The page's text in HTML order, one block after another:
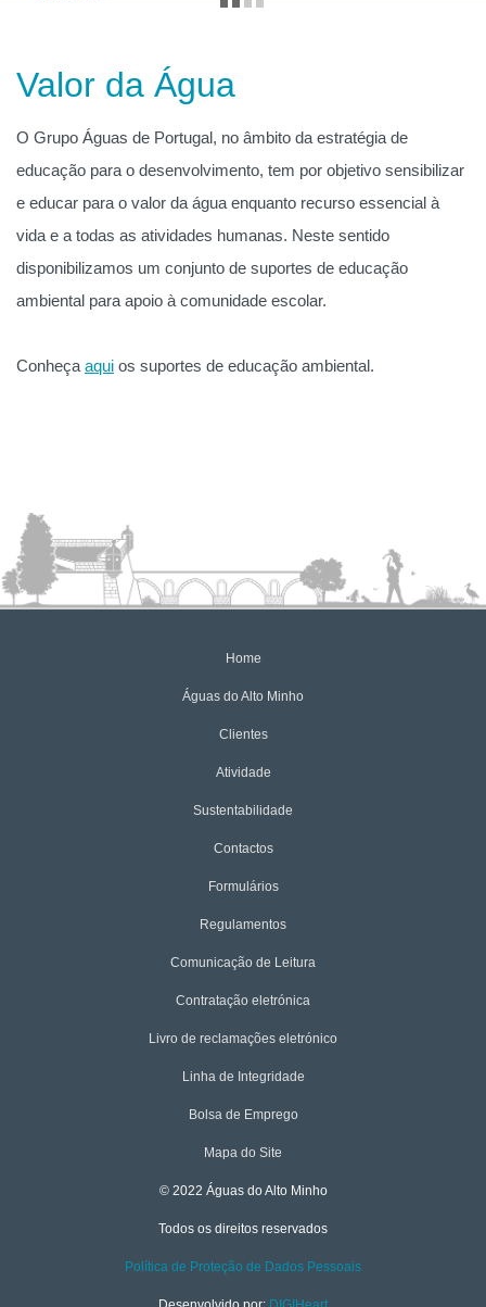
Valor da Água
O Grupo Águas de Portugal, no âmbito da estratégia de
educação para o desenvolvimento, tem por objetivo sensibilizar
e educar para o valor da água enquanto recurso essencial à
vida e a todas as atividades humanas. Neste sentido
disponibilizamos um conjunto de suportes de educação
ambiental para apoio à comunidade escolar.
Conheça aqui os suportes de educação ambiental.
Home
Águas do Alto Minho
Clientes
Atividade
Sustentabilidade
Contactos
Formulários
Regulamentos
Comunicação de Leitura
Contratação eletrónica
Livro de reclamações eletrónico
Linha de Integridade
Bolsa de Emprego
Mapa do Site
© 2022 Águas do Alto Minho
Todos os direitos reservados
Política de Proteção de Dados Pessoais